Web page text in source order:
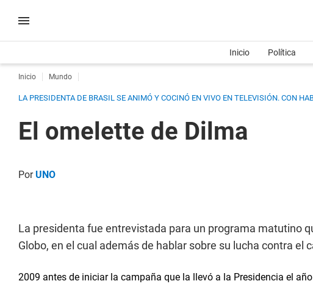
Inicio Política
Inicio Mundo
LA PRESIDENTA DE BRASIL SE ANIMÓ Y COCINÓ EN VIVO EN TELEVISIÓN. CON
El omelette de Dilma
PorUNO
La presidenta fue entrevistada para un programa matutino
Globo, en el cual además de hablar sobre su lucha contra el
2009 antes de iniciar la campaña que la llevó a la Presidencia el